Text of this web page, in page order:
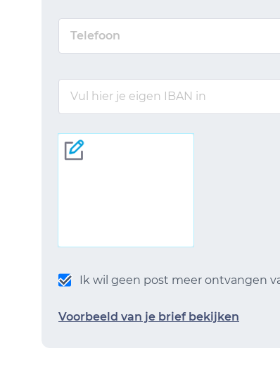
Ik wil geen post meer ontvangen
Voorbeeld van je brief bekijken